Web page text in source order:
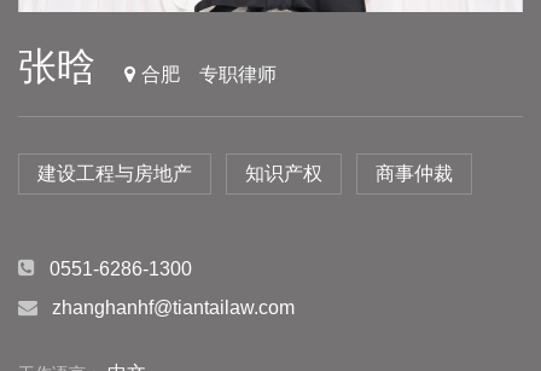
张晗 合肥 专职律师
建设工程与房地产 知识产权 商事仲裁
0551-6286-1300
zhanghanhf@tiantailaw.com